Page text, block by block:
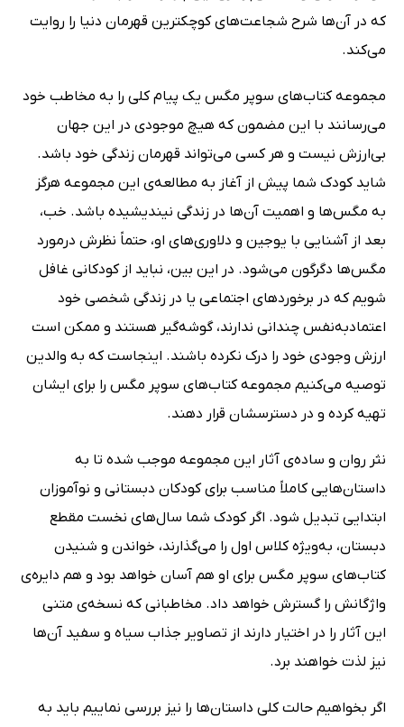
که در آن‌ها شرح شجاعت‌‌های کوچکترین قهرمان دنیا را روایت
می‌کند.
مجموعه کتاب‌های سوپر مگس یک پیام کلی را به مخاطب خود
می‌رسانند با این مضمون که هیچ موجودی در این جهان
بی‌ارزش نیست و هر کسی می‌تواند قهرمان زندگی خود باشد.
شاید کودک شما پیش از آغاز به مطالعه‌ی این مجموعه هرگز
به مگس‌ها و اهمیت آن‌ها در زندگی نیندیشیده باشد. خب،
بعد از آشنایی با یوجین و دلاوری‌های او، حتماً نظرش درمورد
مگس‌ها دگرگون می‌شود. در این بین، نباید از کودکانی غافل
شویم که در برخوردهای اجتماعی یا در زندگی شخصی خود
اعتمادبه‌نفس چندانی ندارند، گوشه‌گیر هستند و ممکن است
ارزش وجودی خود را درک نکرده باشند. اینجاست که به والدین
توصیه می‌کنیم مجموعه کتاب‌های سوپر مگس را برای ایشان
تهیه کرده و در دسترسشان قرار دهند.
نثر روان و ساده‌ی آثار این مجموعه موجب شده تا به
داستان‌هایی کاملاً مناسب برای کودکان دبستانی و نوآموزان
ابتدایی تبدیل شود. اگر کودک شما سال‌های نخست مقطع
دبستان، به‌ویژه کلاس اول را می‌گذارند، خواندن و شنیدن
کتاب‌های سوپر مگس برای او هم آسان خواهد بود و هم دایره‌ی
واژگانش را گسترش خواهد داد. مخاطبانی که نسخه‌ی متنی
این آثار را در اختیار دارند از تصاویر جذاب سیاه و سفید آن‌ها
نیز لذت خواهند برد.
اگر بخواهیم حالت کلی داستان‌ها را نیز بررسی نماییم باید به